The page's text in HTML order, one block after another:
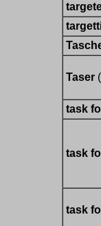
Taser
task
task
task